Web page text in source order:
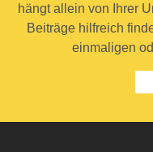
hängt allein von Ihrer
Beiträge hilfreich
einmaligen